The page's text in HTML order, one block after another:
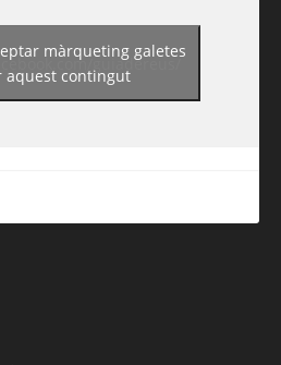
guiadereus/
màrqueting galetes
aquest contingut